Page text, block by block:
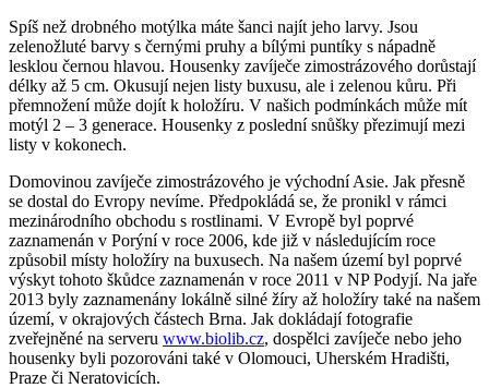
Spíš než drobného motýlka máte šanci najít jeho larvy. Jsou
zelenožluté barvy s černými pruhy a bílými puntíky s nápadně
lesklou černou hlavou. Housenky zavíječe zimostrázového dorůstají
délky až 5 cm. Okusují nejen listy buxusu, ale i zelenou kůru. Při
přemnožení může dojít k holožíru. V našich podmínkách může mít
motýl 2 – 3 generace. Housenky z poslední snůšky přezimují mezi
listy v kokonech.
Domovinou zavíječe zimostrázového je východní Asie. Jak přesně
se dostal do Evropy nevíme. Předpokládá se, že pronikl v rámci
mezinárodního obchodu s rostlinami. V Evropě byl poprvé
zaznamenán v Porýní v roce 2006, kde již v následujícím roce
způsobil místy holožíry na buxusech. Na našem území byl poprvé
výskyt tohoto škůdce zaznamenán v roce 2011 v NP Podyjí. Na jaře
2013 byly zaznamenány lokálně silné žíry až holožíry také na našem
území, v okrajových částech Brna. Jak dokládají fotografie
zveřejněné na serveru www.biolib.cz, dospělci zavíječe nebo jeho
housenky byli pozorováni také v Olomouci, Uherském Hradišti,
Praze či Neratovicích.